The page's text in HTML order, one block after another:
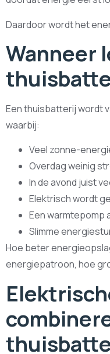
Daardoor wordt het
Wanneer
Een thuisbatterij wordt
waarbij:
Veel zonne-
Overdag weinig
In de avond juist
Elektrisch wordt
Een warmtepomp
Slimme
Hoe beter
energiepatroon, hoe